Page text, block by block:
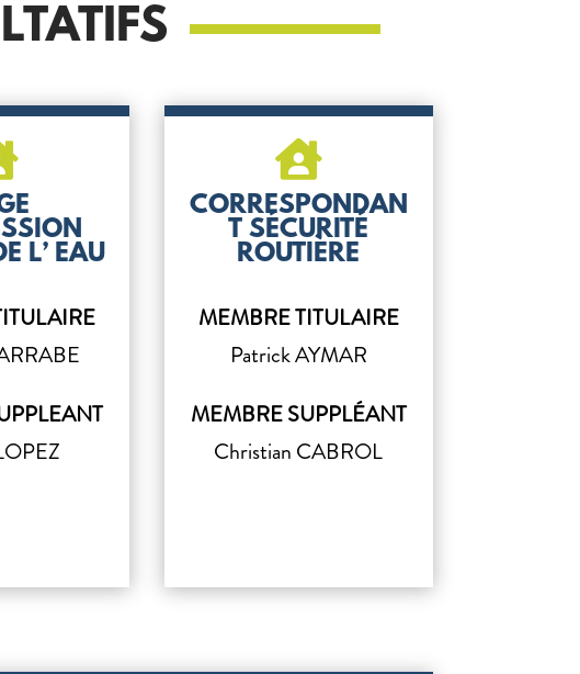
L’ EAU

CORRESPONDAN
T SÉCURITÉ
ROUTIÈRE
MEMBRE TITULAIRE
Patrick AYMAR
MEMBRE SUPPLÉANT
Christian CABROL